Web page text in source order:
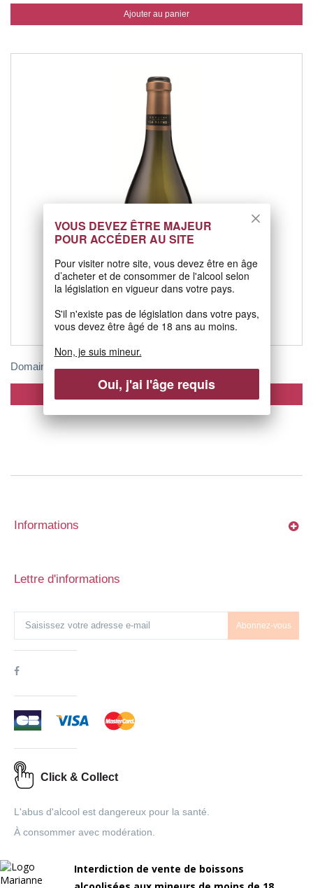
Ajouter au panier
Domaine de...
Ajouter au panier
Informations
Lettre d'informations
Abonnez-vous
Click & Collect
L'abus d'alcool est dangereux pour la santé.
À consommer avec modération.
Interdiction de vente de boissons
VOUS DEVEZ ÊTRE MAJEUR
POUR ACCÉDER AU SITE
Pour visiter notre site, vous devez être en âge
d’acheter et de consommer de l'alcool selon
la législation en vigueur dans votre pays.
S'il n'existe pas de législation dans votre pays,
vous devez être âgé de 18 ans au moins.
Non, je suis mineur.
Oui, j'ai l'âge requis